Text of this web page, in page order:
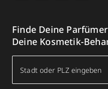
Finde Deine
Deine Kosmetik-